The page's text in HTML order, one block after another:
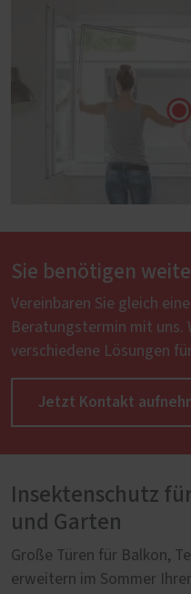
Sie benötigen
Vereinbaren Sie gleich
Beratungstermin mit uns.
verschiedene Lösungen
Jetzt Kontakt
Insektenschutz
und Garten
Große Türen für Balkon,
erweitern im Sommer